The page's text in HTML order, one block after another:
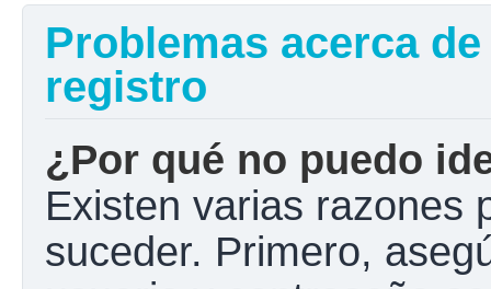
Problemas acerca
registro
¿Por qué no puedo
Existen varias razones
suceder. Primero,